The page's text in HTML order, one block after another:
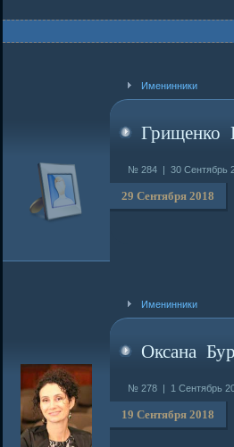
Именинники
Грищенко
№ 284 | 30 Сентябрь
29 Сентября 2018
Именинники
Оксана
№ 278 | 1 Сентябрь
19 Сентября 2018